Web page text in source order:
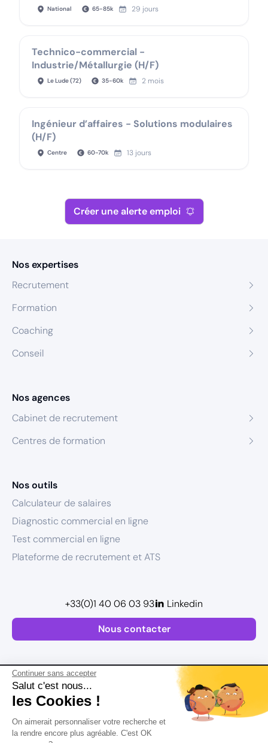
Continuer sans accepter
Salut c'est nous...
les Cookies !
On aimerait personnaliser votre recherche et
la rendre encore plus agréable. C'est OK
National 65-85k 29 jours
Technico-commercial -
Industrie/Métallurgie (H/F)
Le Lude (72) 35-60k 2 mois
Ingénieur d’affaires - Solutions modulaires
(H/F)
Centre 60-70k 13 jours
Créer une alerte emploi
Nos expertises
Recrutement
Formation
Coaching
Conseil
Nos agences
Cabinet de recrutement
Centres de formation
Nos outils
Calculateur de salaires
Diagnostic commercial en ligne
Test commercial en ligne
Plateforme de recrutement et ATS
Nous contacter
+33(0)1 40 06 03 93 Linkedin
Plan de site
Mentions légales